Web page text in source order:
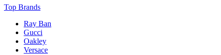
Top Brands
Ray Ban
Gucci
Oakley
Versace